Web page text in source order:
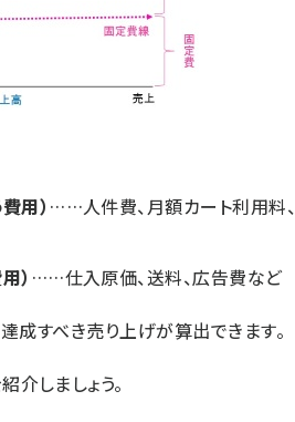
用） ……人件費、月額カート利用料、
） ……仕入原価、送料、広告費など
成すべき売り上げが算出できます。
しましょう。